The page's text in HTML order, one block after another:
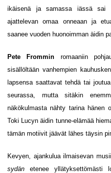
ikäisenä ja samassa iässä sai
ajattelevan omaa onneaan ja
saanee vuoden huonoimman äidin
Pete Frommin romaaniin
sisällöltään vanhempien
lapsensa saattavat tehdä tai
seurassa, mutta sitäkin
näkökulmasta nähty tarina hänen
Toki Lucyn äidin tunne-elämää
tämän motiivit jäävät lähes täysin
Kevyen, ajankulua ilmaisevan
sydän etenee yllätyksettömästi